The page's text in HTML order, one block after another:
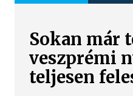
Sokan már
veszprémi
teljesen